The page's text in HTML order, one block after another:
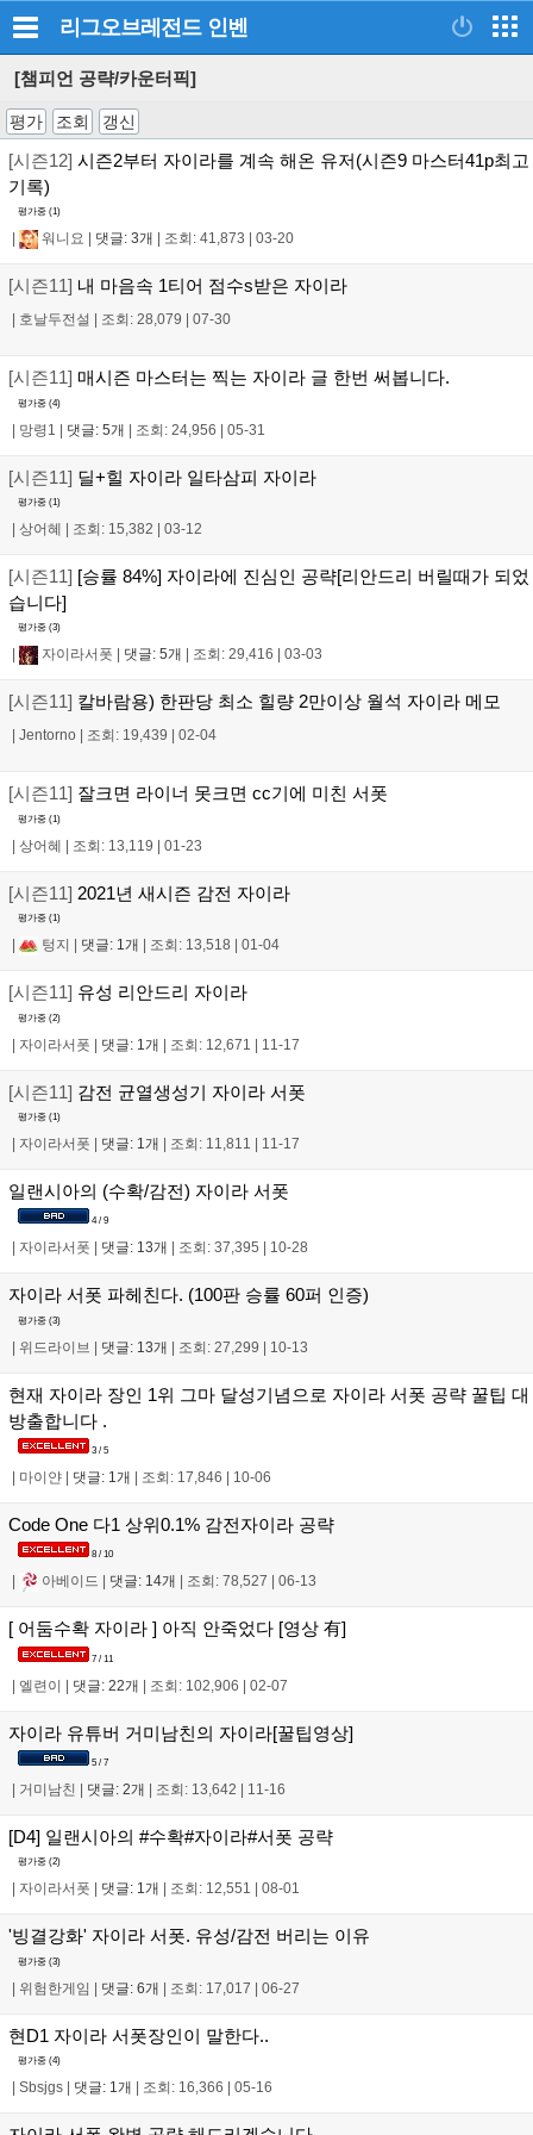
리그오브레전드 인벤
[챔피언 공략/카운터픽]
평가 조회 갱신
[시즌12] 시즌2부터 자이라를 계속 해온 유저(시즌9 마스터41p최고
기록)
평가중 (1)
워니요 댓글: 3개 조회: 41,873 03-20
[시즌11] 내 마음속 1티어 점수s받은 자이라
호날두전설 조회: 28,079 07-30
[시즌11] 매시즌 마스터는 찍는 자이라 글 한번 써봅니다.
평가중 (4)
| 망령1 | 댓글: 5개 | 조회: 24,956 | 05-31
[시즌11] 딜+힐 자이라 일타삼피 자이라
평가중 (1)
상어혜 조회: 15,382 03-12
[시즌11] [승률 84%] 자이라에 진심인 공략[리안드리 버릴때가 되었
습니다]
평가중 (3)
자이라서폿 댓글: 5개 조회: 29,416 03-03
[시즌11] 칼바람용) 한판당 최소 힐량 2만이상 월석 자이라 메모
Jentorno 조회: 19,439 02-04
[시즌11] 잘크면 라이너 못크면 cc기에 미친 서폿
평가중 (1)
| 상어혜 | 조회: 13,119 | 01-23
[시즌11] 2021년 새시즌 감전 자이라
평가중 (1)
텅지 댓글: 1개 조회: 13,518 01-04
[시즌11] 유성 리안드리 자이라
평가중 (2)
| 자이라서폿 | 댓글: 1개 | 조회: 12,671 | 11-17
[시즌11] 감전 균열생성기 자이라 서폿
평가중 (1)
| 자이라서폿 | 댓글: 1개 | 조회: 11,811 | 11-17
일랜시아의 (수확/감전) 자이라 서폿
4 / 9
자이라서폿 댓글: 13개 조회: 37,395 10-28
자이라 서폿 파헤친다. (100판 승률 60퍼 인증)
평가중 (3)
| 위드라이브 | 댓글: 13개 | 조회: 27,299 | 10-13
현재 자이라 장인 1위 그마 달성기념으로 자이라 서폿 공략 꿀팁 대
방출합니다 .
3 / 5
마이얀 댓글: 1개 조회: 17,846 10-06
Code One 다1 상위0.1% 감전자이라 공략
8 / 10
아베이드 댓글: 14개 조회: 78,527 06-13
[ 어둠수확 자이라 ] 아직 안죽었다 [영상 有]
7 / 11
| 엘련이 | 댓글: 22개 | 조회: 102,906 | 02-07
자이라 유튜버 거미남친의 자이라[꿀팁영상]
5 / 7
거미남친 댓글: 2개 조회: 13,642 11-16
[D4] 일랜시아의 #수확#자이라#서폿 공략
평가중 (2)
자이라서폿 댓글: 1개 조회: 12,551 08-01
'빙결강화' 자이라 서폿. 유성/감전 버리는 이유
평가중 (3)
| 위험한게임 | 댓글: 6개 | 조회: 17,017 | 06-27
현D1 자이라 서폿장인이 말한다..
평가중 (4)
Sbsjgs 댓글: 1개 조회: 16,366 05-16